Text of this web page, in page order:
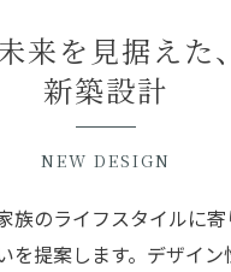
来を見据えた
新築設計
NEW DESIGN
族のライフスタイルに
を提案します。デザイン